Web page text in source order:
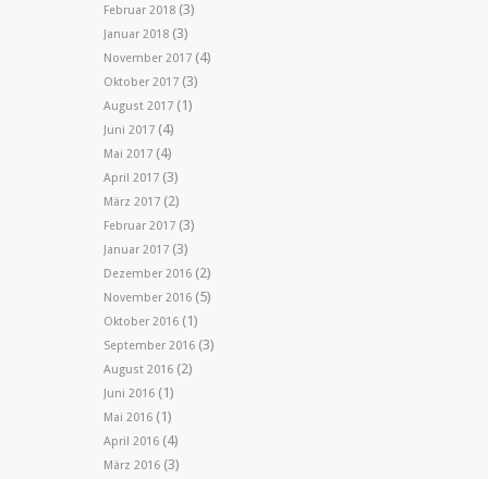
Februar 2018 (3)
Januar 2018 (3)
November 2017 (4)
Oktober 2017 (3)
August 2017 (1)
Juni 2017 (4)
Mai 2017 (4)
April 2017 (3)
März 2017 (2)
Februar 2017 (3)
Januar 2017 (3)
Dezember 2016 (2)
November 2016 (5)
Oktober 2016 (1)
September 2016 (3)
August 2016 (2)
Juni 2016 (1)
Mai 2016 (1)
April 2016 (4)
März 2016 (3)